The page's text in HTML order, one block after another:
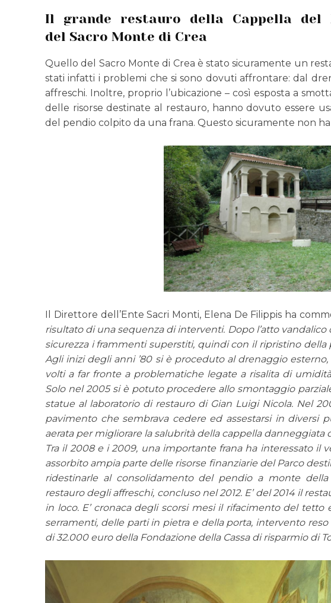
Il grande restauro della Cappella del
del Sacro Monte di Crea
Quello del Sacro Monte di Crea è stato sicuramente un
stati infatti i problemi che si sono dovuti affrontare: dal
affreschi. Inoltre, proprio l’ubicazione – così esposta a
delle risorse destinate al restauro, hanno dovuto essere
del pendio colpito da una frana. Questo sicuramente non
Il Direttore dell’Ente Sacri Monti, Elena De Filippis ha
risultato di una sequenza di interventi. Dopo l’atto vandalico
sicurezza i frammenti superstiti, quindi con il ripristino della
Agli inizi degli anni ’80 si è proceduto al drenaggio
volti a far fronte a problematiche legate a risalita di
Solo nel 2005 si è potuto procedere allo smontaggio
statue al laboratorio di restauro di Gian Luigi Nicola. Nel
pavimento che sembrava cedere ed assestarsi in diversi
aerata per migliorare la salubrità della cappella
Tra il 2008 e i 2009, una importante frana ha interessato il
assorbito ampia parte delle risorse finanziarie del Parco
ridestinarle al consolidamento del pendio a monte
restauro degli affreschi, concluso nel 2012. E’ del 2014 il
in loco. E’ cronaca degli scorsi mesi il rifacimento del tetto
serramenti, delle parti in pietra e della porta, intervento
di 32.000 euro della Fondazione della Cassa di risparmio di